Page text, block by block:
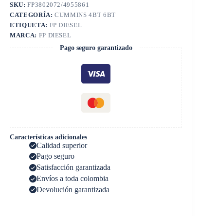
SKU:FP3802072/4955861
CATEGORÍA:CUMMINS 4BT 6BT
ETIQUETA: FP DIESEL
MARCA: FP DIESEL
Pago seguro garantizado
Características adicionales
Calidad superior
Pago seguro
Satisfacción garantizada
Envíos a toda colombia
Devolución garantizada